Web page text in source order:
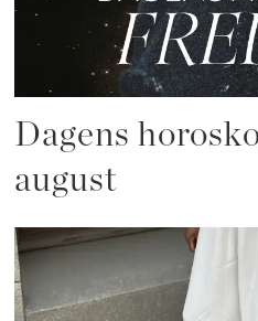
Dagens
august